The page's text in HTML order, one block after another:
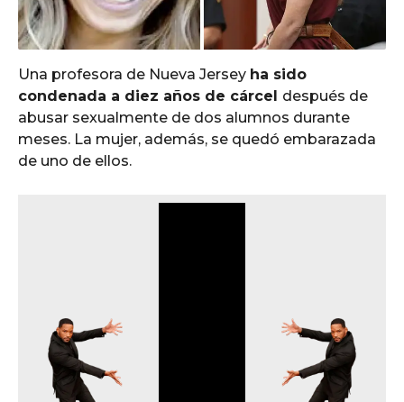
Una profesora de Nueva Jersey ha sido
condenada a diez años de cárcel después de
abusar sexualmente de dos alumnos durante
meses. La mujer, además, se quedó embarazada
de uno de ellos.